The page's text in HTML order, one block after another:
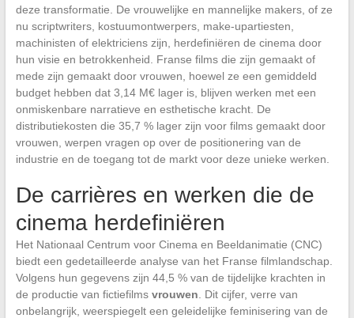
deze transformatie. De vrouwelijke en mannelijke makers, of ze
nu scriptwriters, kostuumontwerpers, make-upartiesten,
machinisten of elektriciens zijn, herdefiniëren de cinema door
hun visie en betrokkenheid. Franse films die zijn gemaakt of
mede zijn gemaakt door vrouwen, hoewel ze een gemiddeld
budget hebben dat 3,14 M€ lager is, blijven werken met een
onmiskenbare narratieve en esthetische kracht. De
distributiekosten die 35,7 % lager zijn voor films gemaakt door
vrouwen, werpen vragen op over de positionering van de
industrie en de toegang tot de markt voor deze unieke werken.
De carrières en werken die de
cinema herdefiniëren
Het Nationaal Centrum voor Cinema en Beeldanimatie (CNC)
biedt een gedetailleerde analyse van het Franse filmlandschap.
Volgens hun gegevens zijn 44,5 % van de tijdelijke krachten in
de productie van fictiefilms vrouwen . Dit cijfer, verre van
onbelangrijk, weerspiegelt een geleidelijke feminisering van de